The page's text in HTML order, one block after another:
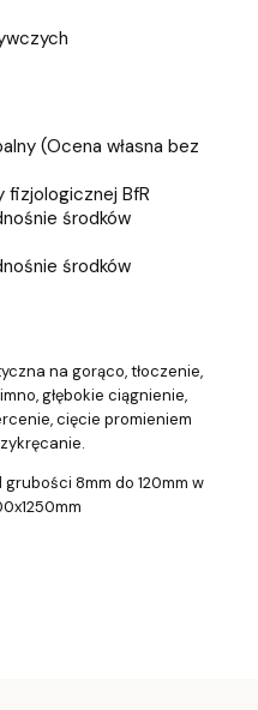
(Ocena własna bez
BfR
środków
środków
na gorąco, tłoczenie,
głębokie ciągnienie,
cięcie promieniem
grubości 8mm do 120mm w